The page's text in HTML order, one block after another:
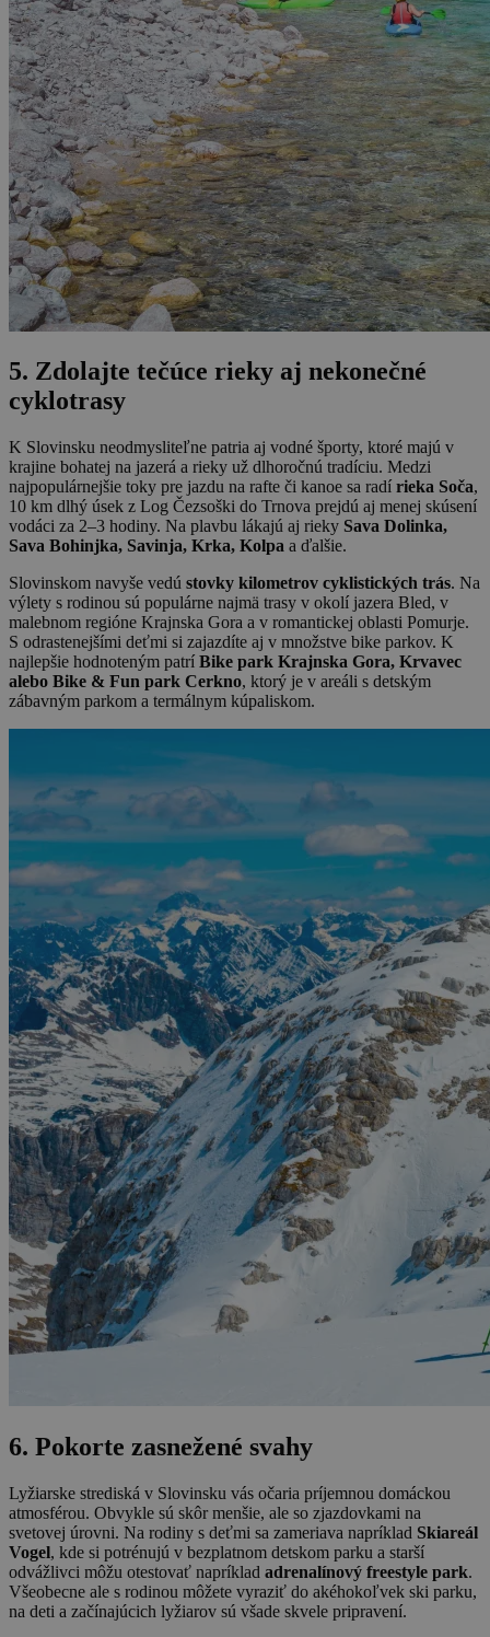
5. Zdolajte tečúce rieky aj nekonečné
cyklotrasy
K Slovinsku neodmysliteľne patria aj vodné športy, ktoré majú v
krajine bohatej na jazerá a rieky už dlhoročnú tradíciu. Medzi
najpopulárnejšie toky pre jazdu na rafte či kanoe sa radí rieka Soča,
10 km dlhý úsek z Log Čezsoški do Trnova prejdú aj menej skúsení
vodáci za 2–3 hodiny. Na plavbu lákajú aj rieky Sava Dolinka,
Sava Bohinjka, Savinja, Krka, Kolpa a ďalšie.
Slovinskom navyše vedú stovky kilometrov cyklistických trás. Na
výlety s rodinou sú populárne najmä trasy v okolí jazera Bled, v
malebnom regióne Krajnska Gora a v romantickej oblasti Pomurje.
S odrastenejšími deťmi si zajazdíte aj v množstve bike parkov. K
najlepšie hodnoteným patrí Bike park Krajnska Gora, Krvavec
alebo Bike & Fun park Cerkno, ktorý je v areáli s detským
zábavným parkom a termálnym kúpaliskom.
6. Pokorte zasnežené svahy
Lyžiarske strediská v Slovinsku vás očaria príjemnou domáckou
atmosférou. Obvykle sú skôr menšie, ale so zjazdovkami na
svetovej úrovni. Na rodiny s deťmi sa zameriava napríklad Skiareál
Vogel, kde si potrénujú v bezplatnom detskom parku a starší
odvážlivci môžu otestovať napríklad adrenalínový freestyle park.
Všeobecne ale s rodinou môžete vyraziť do akéhokoľvek ski parku,
na deti a začínajúcich lyžiarov sú všade skvele pripravení.